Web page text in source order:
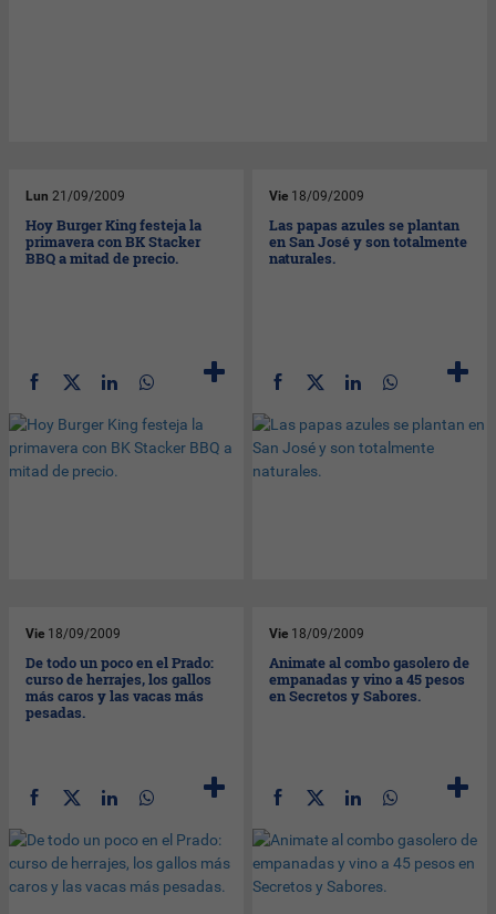
Lun 21/09/2009
Hoy Burger King festeja la
primavera con BK Stacker
BBQ a mitad de precio.
Vie 18/09/2009
Las papas azules se plantan
en San José y son totalmente
naturales.
Vie 18/09/2009
De todo un poco en el Prado:
curso de herrajes, los gallos
más caros y las vacas más
pesadas.
Vie 18/09/2009
Animate al combo gasolero de
empanadas y vino a 45 pesos
en Secretos y Sabores.